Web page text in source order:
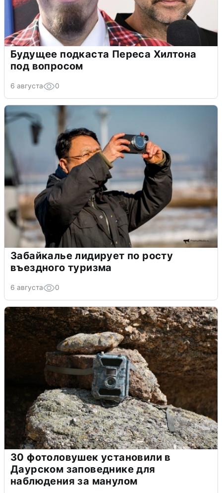
Будущее подкаста Переса Хилтона
под вопросом
6 августа 0
Забайкалье лидирует по росту
въездного туризма
6 августа 0
30 фотоловушек установили в
Даурском заповеднике для
наблюдения за манулом